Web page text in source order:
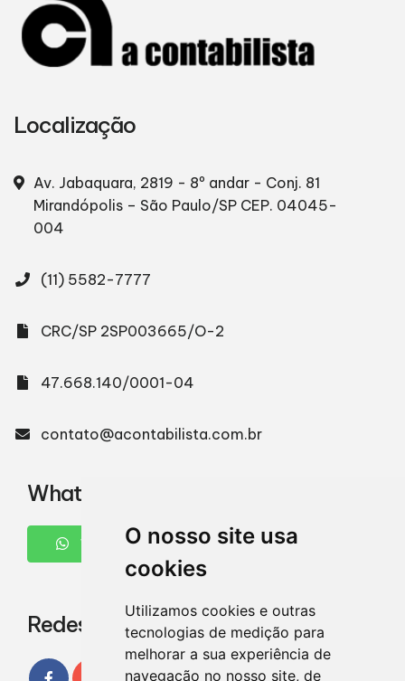
O nosso site usa
cookies
Utilizamos cookies e outras
tecnologias de medição para
melhorar a sua experiência de
navegação no nosso site, de
Localização
Av. Jabaquara, 2819 - 8º andar - Conj. 81
Mirandópolis – São Paulo/SP CEP. 04045-
004
(11) 5582-7777
CRC/SP 2SP003665/O-2
47.668.140/0001-04
contato@acontabilista.com.br
WhatsApp
WHATSAPP
Redes Sociais